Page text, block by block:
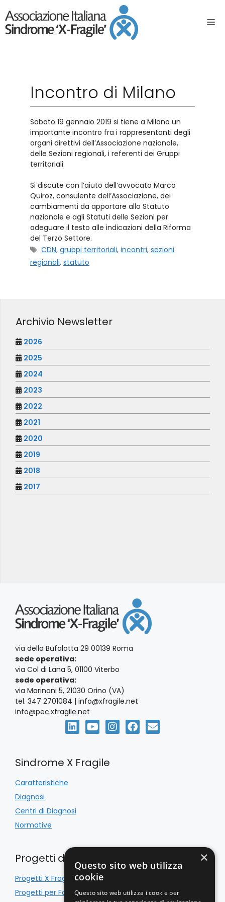
Incontro di Milano
Sabato 19 gennaio 2019 si tiene a Milano un
importante incontro fra i rappresentanti degli
organi direttivi dell’Associazione nazionale,
delle Sezioni regionali, i referenti dei Gruppi
territoriali.
Si discute con l’aiuto dell’avvocato Marco
Quiroz, consulente dell’Associazione, dei
cambiamenti da apportare allo Statuto
nazionale e agli Statuti delle Sezioni per
adeguare il testo alle indicazioni della Riforma
del Terzo Settore.
CDN,gruppi territoriali,incontri,sezioni
regionali, statuto
Archivio Newsletter
2026
2025
2024
2023
2022
2021
2020
2019
2018
2017
via della Bufalotta 29 00139 Roma
sede operativa:
via Col di Lana 5, 01100 Viterbo
sede operativa:
via Marinoni 5, 21030 Orino (VA)
tel. 347 2701084 | info@xfragile.net
info@pec.xfragile.net
Sindrome X Fragile
Caratteristiche
Diagnosi
Centri di Diagnosi
Normative
Progetti di Inclusione
Progetti X Fragile
Progetti per Famiglie
×
Questo sito web utilizza
cookie
Questo sito web utilizza i cookie per